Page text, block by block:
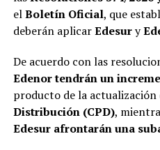
elBoletín Oficial, que
deberán aplicarEdesury
De acuerdo con las
Edenor tendrán un
producto de la actualización
Distribución (CPD),
Edesur afrontarán una